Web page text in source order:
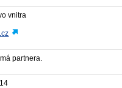
vnitra
partnera.